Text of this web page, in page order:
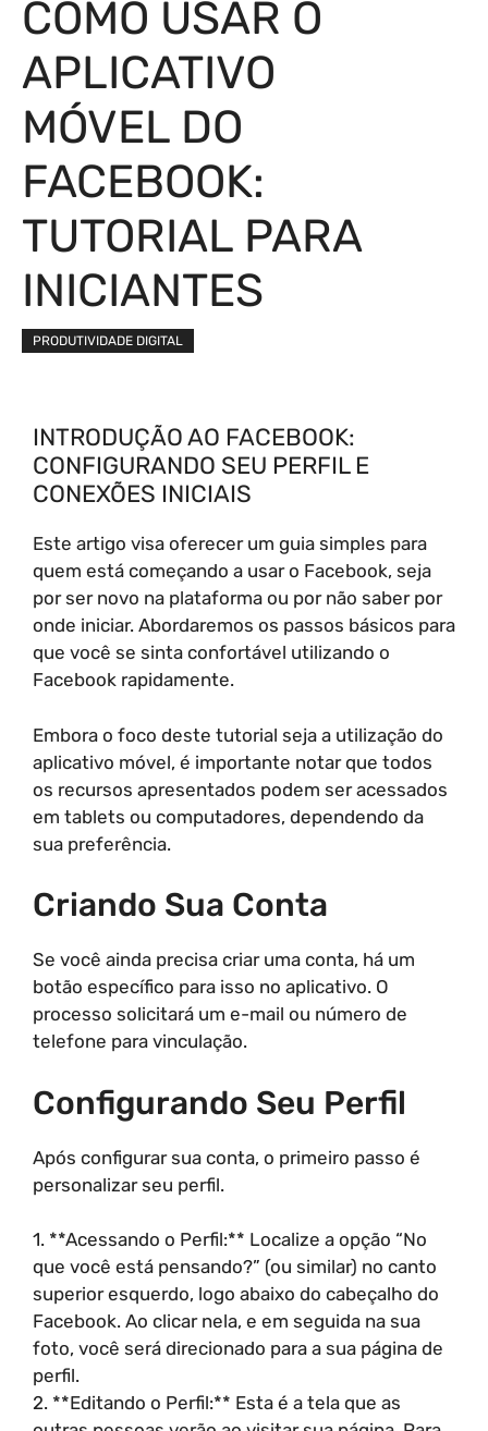
COMO USAR O
APLICATIVO
MÓVEL DO
FACEBOOK:
TUTORIAL PARA
INICIANTES
PRODUTIVIDADE DIGITAL
INTRODUÇÃO AO FACEBOOK:
CONFIGURANDO SEU PERFIL E
CONEXÕES INICIAIS
Este artigo visa oferecer um guia simples para
quem está começando a usar o Facebook, seja
por ser novo na plataforma ou por não saber por
onde iniciar. Abordaremos os passos básicos para
que você se sinta confortável utilizando o
Facebook rapidamente.
Embora o foco deste tutorial seja a utilização do
aplicativo móvel, é importante notar que todos
os recursos apresentados podem ser acessados
em tablets ou computadores, dependendo da
sua preferência.
Criando Sua Conta
Se você ainda precisa criar uma conta, há um
botão específico para isso no aplicativo. O
processo solicitará um e-mail ou número de
telefone para vinculação.
Configurando Seu Perfil
Após configurar sua conta, o primeiro passo é
personalizar seu perfil.
1. **Acessando o Perfil:** Localize a opção “No
que você está pensando?” (ou similar) no canto
superior esquerdo, logo abaixo do cabeçalho do
Facebook. Ao clicar nela, e em seguida na sua
foto, você será direcionado para a sua página de
perfil.
2. **Editando o Perfil:** Esta é a tela que as